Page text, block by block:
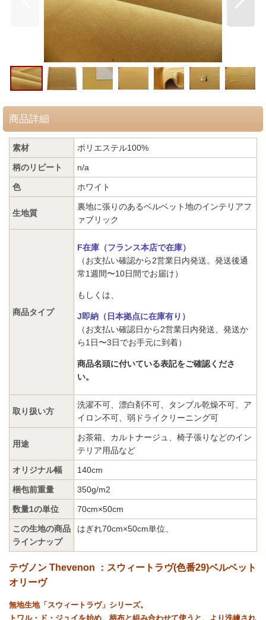
商品詳細
素材 ポリエステル100%
柄のリピート n/a
色 ホワイト
生地質
裏地に張りのあるベルベット地のインテリアフ
ァブリック
商品タイプ
F在庫（フランス本店で在庫）
（お支払い確認から2営業日内発送。発送後通
常1週間〜10日間でお届け）
もしくは、
J即納（日本拠点に在庫有り）
（お支払い確認日から2営業日内発送、発送か
ら1日〜3日でお手元に到着）
商品名頭に付いている表記をご確認くださ
い。
取り扱い方
洗濯不可、漂白剤不可、タンブル乾燥不可、ア
イロン不可、弱ドライクリーニング可
用途
お茶箱、カルトナージュ、椅子張りなどのイン
テリア用品など
オリジナル幅 140cm
梱包前重量 350g/m2
数量1の単位 70cm×50cm
この生地の商品
ラインナップ
はぎれ70cm×50cm単位、
テヴノン Thevenon ：スウィートラヴ(色番29)ベルベット
オリーヴ
無地生地「スウィートラヴ」シリーズ。
トワル・ド・ジュイを始め、柄布と組み合わせて使うと、より洗練され